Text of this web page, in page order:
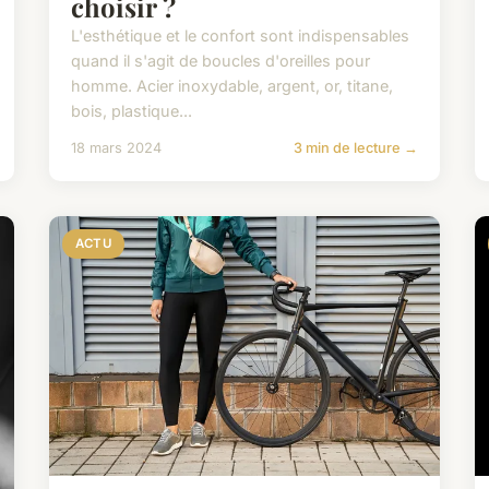
L'esthétique et le confort sont indispensables
quand il s'agit de boucles d'oreilles pour
homme. Acier inoxydable, argent, or, titane,
bois, plastique...
18 mars 2024 3 min de lecture →
ACTU